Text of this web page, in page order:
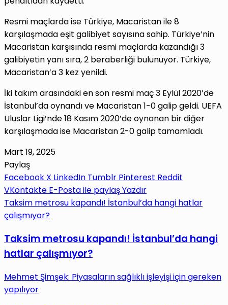
Resmi maçlarda ise Türkiye, Macaristan ile 8
karşılaşmada eşit galibiyet sayısına sahip. Türkiye’nin
Macaristan karşısında resmi maçlarda kazandığı 3
galibiyetin yanı sıra, 2 beraberliği bulunuyor. Türkiye,
Macaristan’a 3 kez yenildi.
İki takım arasındaki en son resmi maç 3 Eylül 2020’de
İstanbul’da oynandı ve Macaristan 1-0 galip geldi. UEFA
Uluslar Ligi’nde 18 Kasım 2020’de oynanan bir diğer
karşılaşmada ise Macaristan 2-0 galip tamamladı.
Mart 19, 2025
Paylaş
Facebook X LinkedIn Tumblr Pinterest Reddit
VKontakte E-Posta ile paylaşYazdır
Taksim metrosu kapandı! İstanbul’da hangi hatlar
çalışmıyor?
Taksim metrosu kapandı! İstanbul’da hangi
hatlar çalışmıyor?
Mehmet Şimşek: Piyasaların sağlıklı işleyişi için gereken
yapılıyor